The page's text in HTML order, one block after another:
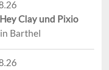
Clay und Pixio
Barthel